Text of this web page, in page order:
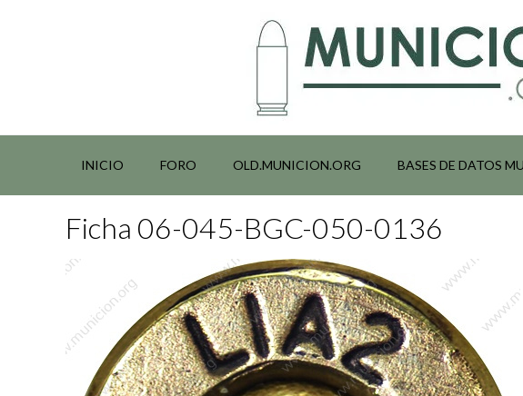
INICIO FORO OLD.MUNICION.ORG BASES DE DATOS
Ficha 06-045-BGC-050-0136